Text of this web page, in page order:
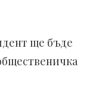
ще бъде